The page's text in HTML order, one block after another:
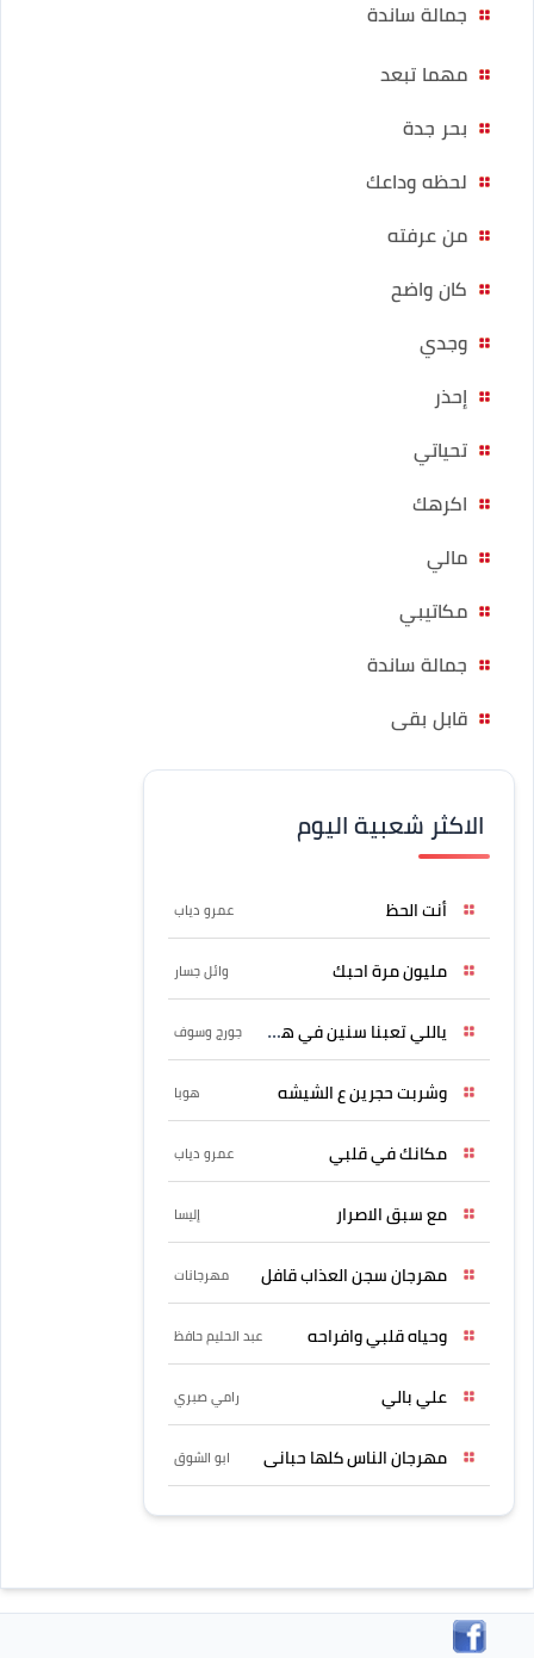
جمالة ساندة
مهما تبعد
بحر جدة
لحظه وداعك
من عرفته
كان واضح
وجدي
إحذر
تحياتي
اكرهك
مالي
مكاتيبي
جمالة ساندة
قابل بقى
الاكثر شعبية اليوم
أنت الحظ عمرو دياب
مليون مرة احبك وائل جسار
ياللي تعبنا سنين في هواه جورج وسوف
وشربت حجرين ع الشيشه هوبا
مكانك في قلبي عمرو دياب
مع سبق الاصرار إليسا
مهرجان سجن العذاب قافل مهرجانات
وحياه قلبي وافراحه عبد الحليم حافظ
علي بالي رامي صبري
مهرجان الناس كلها حبانى ابو الشوق